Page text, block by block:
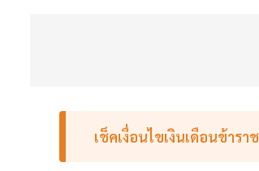
เช็คเงื่อนไขเงินเดือนข้าร